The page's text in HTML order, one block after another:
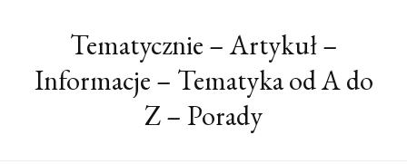
Tematycznie – Artykuł –
Informacje – Tematyka od A do
Z – Porady